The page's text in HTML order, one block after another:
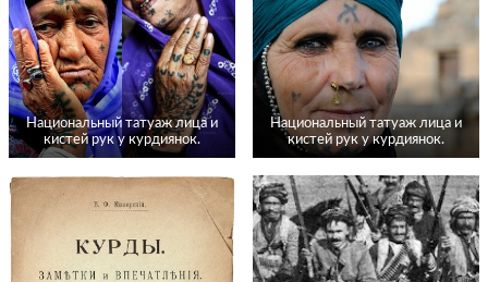
Национальный татуаж лица и
кистей рук у курдиянок.
Национальный татуаж лица и
кистей рук у курдиянок.